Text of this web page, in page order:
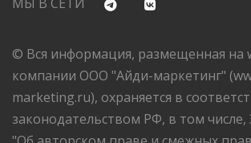
© Вся информация, размещенная на
компании ООО "Айди-маркетинг"
marketing.ru), охраняется в
законодательством РФ, в том